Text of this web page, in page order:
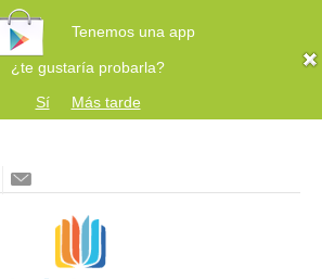
Tenemos una app
¿te gustaría probarla?
Sí
Más tarde